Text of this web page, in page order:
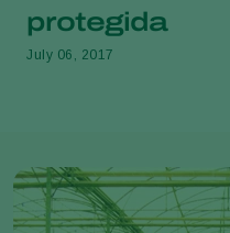
protegida
July 06, 2017